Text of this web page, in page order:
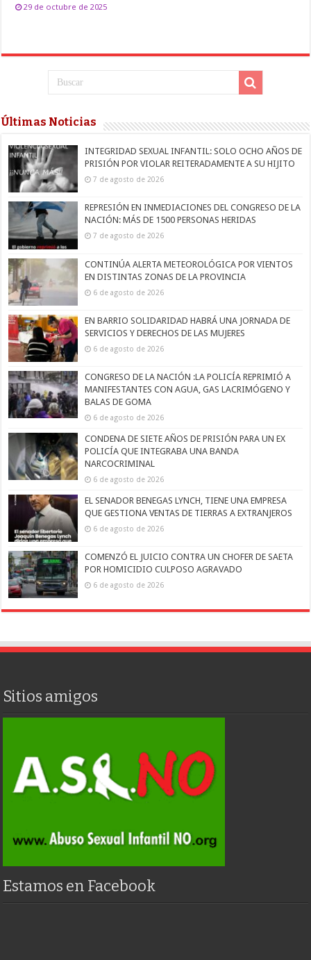
29 de octubre de 2025
Últimas Noticias
INTEGRIDAD SEXUAL INFANTIL: SOLO OCHO AÑOS DE
PRISIÓN POR VIOLAR REITERADAMENTE A SU HIJITO
7 de agosto de 2026
REPRESIÓN EN INMEDIACIONES DEL CONGRESO DE LA
NACIÓN: MÁS DE 1500 PERSONAS HERIDAS
7 de agosto de 2026
CONTINÚA ALERTA METEOROLÓGICA POR VIENTOS
EN DISTINTAS ZONAS DE LA PROVINCIA
6 de agosto de 2026
EN BARRIO SOLIDARIDAD HABRÁ UNA JORNADA DE
SERVICIOS Y DERECHOS DE LAS MUJERES
6 de agosto de 2026
CONGRESO DE LA NACIÓN :LA POLICÍA REPRIMIÓ A
MANIFESTANTES CON AGUA, GAS LACRIMÓGENO Y
BALAS DE GOMA
6 de agosto de 2026
CONDENA DE SIETE AÑOS DE PRISIÓN PARA UN EX
POLICÍA QUE INTEGRABA UNA BANDA
NARCOCRIMINAL
6 de agosto de 2026
EL SENADOR BENEGAS LYNCH, TIENE UNA EMPRESA
QUE GESTIONA VENTAS DE TIERRAS A EXTRANJEROS
6 de agosto de 2026
COMENZÓ EL JUICIO CONTRA UN CHOFER DE SAETA
POR HOMICIDIO CULPOSO AGRAVADO
6 de agosto de 2026
Sitios amigos
Estamos en Facebook